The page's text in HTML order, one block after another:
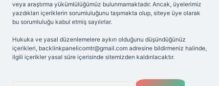
veya araştırma yükümlülüğümüz bulunmamaktadır. Ancak, üyelerimiz
yazdıkları içeriklerin sorumluluğunu taşımakta olup, siteye üye olarak
bu sorumluluğu kabul etmiş sayılırlar.
Hukuka ve yasal düzenlemelere aykırı olduğunu düşündüğünüz
içerikleri, backlinkpanelicomtr@gmail.com adresine bildirmeniz halinde,
ilgili içerikler yasal süre içerisinde sitemizden kaldırılacaktır.